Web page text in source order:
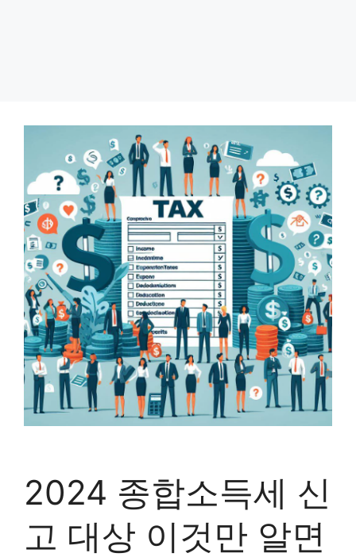
2024 종합소득세 신
고 대상 이것만 알면